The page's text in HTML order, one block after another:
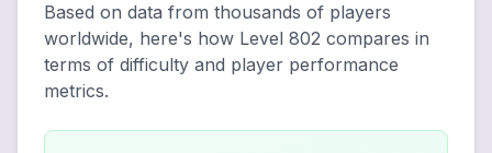
Based on data from thousands of players
worldwide, here's how Level 802 compares in
terms of difficulty and player performance
metrics.